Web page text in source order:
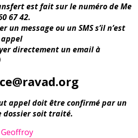
est fait sur le numéro de Me
67 42.
un message ou un SMS s’il n’est
directement un email à
appel doit être confirmé par un
dossier soit traité.